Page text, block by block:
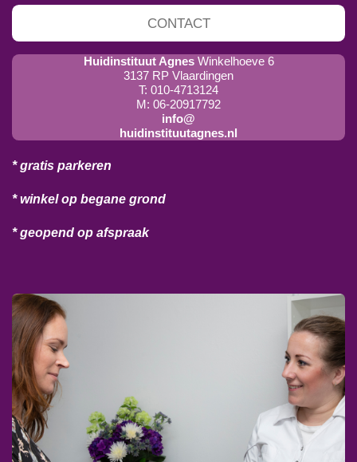
CONTACT
Huidinstituut Agnes Winkelhoeve 6
3137 RP Vlaardingen
T: 010-4713124
M: 06-20917792
info@
huidinstituutagnes.nl
* gratis parkeren
* winkel op begane grond
* geopend op afspraak